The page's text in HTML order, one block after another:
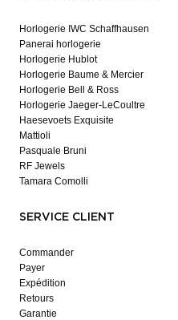
Horlogerie IWC Schaffhausen
Panerai horlogerie
Horlogerie Hublot
Horlogerie Baume & Mercier
Horlogerie Bell & Ross
Horlogerie Jaeger-LeCoultre
Haesevoets Exquisite
Mattioli
Pasquale Bruni
RF Jewels
Tamara Comolli
SERVICE CLIENT
Commander
Payer
Expédition
Retours
Garantie